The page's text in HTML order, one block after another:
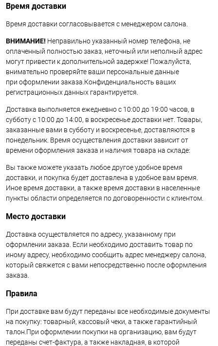
Время доставки
Время доставки согласовывается с менеджером салона.
ВНИМАНИЕ! Неправильно указанный номер телефона, не
оплаченный полностью заказ, неточный или неполный адрес
могут привести к дополнительной задержке! Пожалуйста,
внимательно проверяйте ваши персональные данные
при оформлении заказа.Конфиденциальность ваших
регистрационных данных гарантируется.
Доставка выполняется ежедневно с 10:00 до 19:00 часов, в
субботу с 10:00 до 14:00, в воскресенье доставки нет. Товары,
заказанные вами в субботу и воскресенье, доставляются в
понедельник. Время осуществления доставки зависит от
времени оформления заказа и наличия товара на складе:
Вы также можете указать любое другое удобное время
доставки, и покупка будет доставлена в удобное вам время.
Иное время доставки, а также время доставки в населенные
пункты области определяется по договоренности с клиентом.
Место доставки
Доставка осуществляется по адресу, указанному при
оформлении заказа. Если необходимо доставить товар по
иному адресу, необходимо сообщить адрес менеджеру салона,
который свяжется с вами непосредственно после оформления
заказа.
Правила
При доставке вам будут переданы все необходимые документы
на покупку: товарный, кассовый чеки, а также гарантийный
талон.При оформлении покупки на организацию, вам будут
переданы счет-фактура, а также накладная, в которой